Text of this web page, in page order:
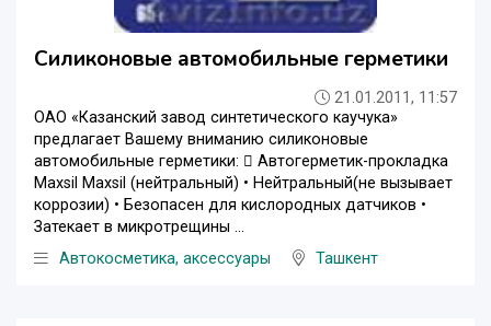
Силиконовые автомобильные герметики
21.01.2011, 11:57
ОАО «Казанский завод синтетического каучука»
предлагает Вашему вниманию силиконовые
автомобильные герметики:  Автогерметик-прокладка
Maxsil Maxsil (нейтральный) • Нейтральный(не вызывает
коррозии) • Безопасен для кислородных датчиков •
Затекает в микротрещины ...
Автокосметика, аксессуары
Ташкент